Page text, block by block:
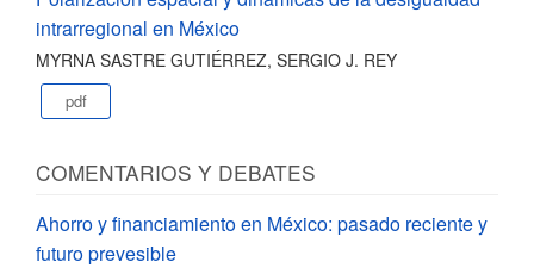
intrarregional en México
MYRNA SASTRE GUTIÉRREZ, SERGIO J. REY
pdf
COMENTARIOS Y DEBATES
Ahorro y financiamiento en México: pasado reciente y
futuro prevesible